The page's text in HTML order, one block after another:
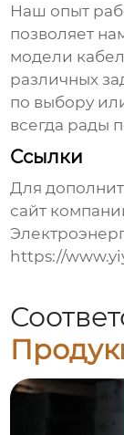
Наш опыт
позволяет
модели
различных
по выбору
всегда рады
Ссылки
Для
сайт
https://